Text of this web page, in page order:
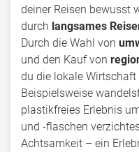
deiner Reisen bewusst
durch langsames
Durch die Wahl von
und den Kauf von
du die lokale
Beispielsweise
plastikfreies Erlebnis
und -flaschen
Achtsamkeit – ein